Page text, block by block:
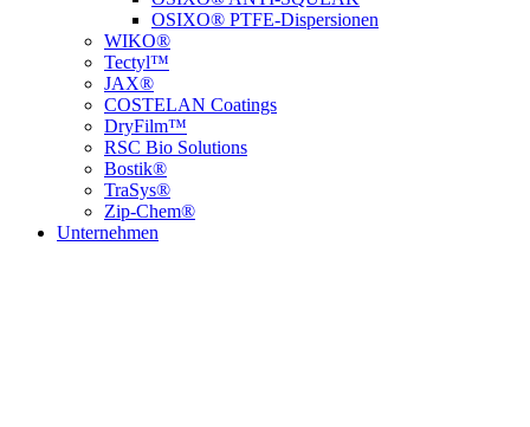
OSIXO® PTFE-Dispersionen
WIKO®
Tectyl™
JAX®
COSTELAN Coatings
DryFilm™
RSC Bio Solutions
Bostik®
TraSys®
Zip-Chem®
Unternehmen